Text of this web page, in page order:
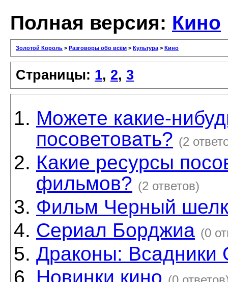
Полная версия: Кино
Золотой Король > Разговоры обо всём > Культура > Кино
Страницы: 1, 2, 3
Можете какие-
посоветовать? (2
Какие ресурсы
фильмов? (2 ответов)
Фильм Черный шелк
Сериал Борджиа (0
Драконы: Всадники
Новинки кино